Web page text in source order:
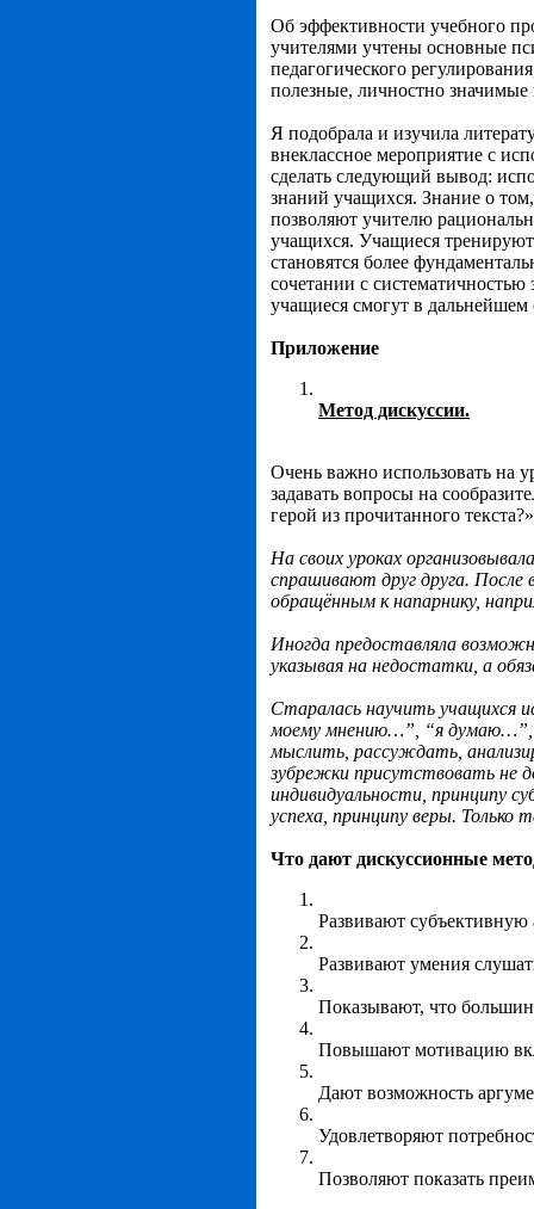
Об эффективности учебного
учителями учтены основные
педагогического
полезные, личностно значимые
Я подобрала и изучила
внеклассное мероприятие с
сделать следующий вывод:
знаний учащихся. Знание о
позволяют учителю
учащихся. Учащиеся
становятся более
сочетании с систематичностью
учащиеся смогут в
Приложение
Метод дискуссии.
Очень важно использовать на
задавать вопросы на
герой из прочитанного текста?»
На своих уроках
спрашивают друг друга. После
обращённым к напарнику,
Иногда предоставляла
указывая на недостатки, а
Старалась научить учащихся
моему мнению…”, “я
мыслить, рассуждать,
зубрежки присутствовать не
индивидуальности, принципу
успеха, принципу веры. Только
Что дают дискуссионные
Развивают субъективную
Развивают умения
Показывают, что
Повышают мотивацию
Дают возможность
Удовлетворяют
Позволяют показать